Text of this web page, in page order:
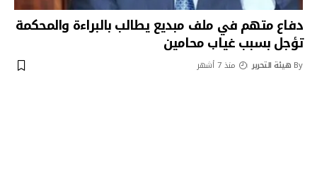
دفاع متهم في ملف مبديع يطالب بالبراءة والمحكمة
تؤجل بسبب غياب محامين
By هيئة التحرير منذ 7 أشهر